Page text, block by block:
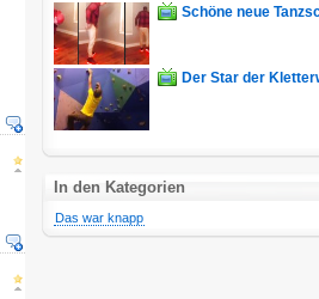
Schöne neue
Der Star der
In den Kategorien
Das war knapp